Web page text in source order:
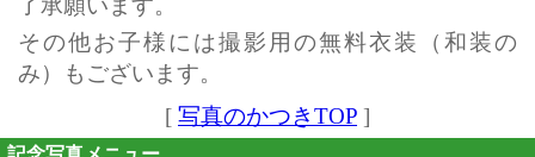
了承願います。
その他お子様には撮影用の無料衣装（和装の
み）もございます。
[ 写真のかつきTOP ]